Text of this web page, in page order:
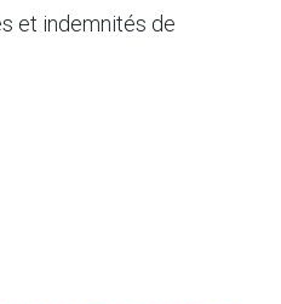
et indemnités de